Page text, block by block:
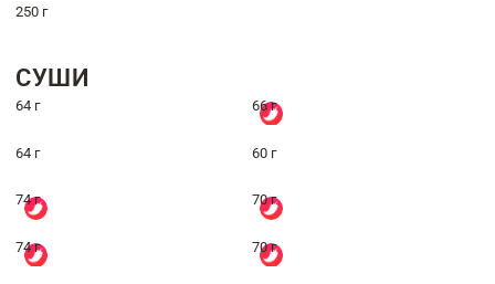
250 г
СУШИ
64 г 66 г
64 г 60 г
74 г 70 г
74 г 70 г